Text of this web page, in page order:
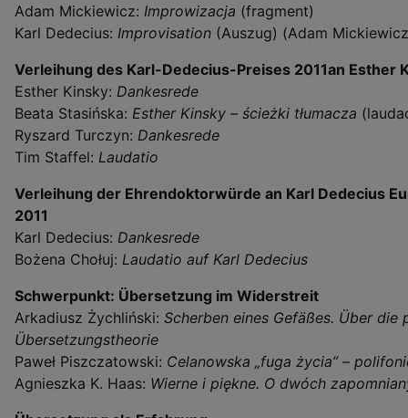
Adam Mickiewicz: Improwizacja (fragment)
Karl Dedecius: Improvisation (Auszug) (Adam
Verleihung des Karl-Dedecius-Preises 2011an Esther
Esther Kinsky: Dankesrede
Beata Stasińska: Esther Kinsky – ścieżki tłumacza
Ryszard Turczyn: Dankesrede
Tim Staffel: Laudatio
Verleihung der Ehrendoktorwürde an Karl Dedecius
2011
Karl Dedecius: Dankesrede
Bożena Chołuj: Laudatio auf Karl Dedecius
Schwerpunkt: Übersetzung im Widerstreit
Arkadiusz Żychliński: Scherben eines Gefäßes. Über die
Übersetzungstheorie
Paweł Piszczatowski: Celanowska „fuga życia” –
Agnieszka K. Haas: Wierne i piękne. O dwóch